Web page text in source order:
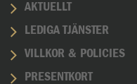
AKTUELLT
LEDIGA TJÄNSTER
VILLKOR & POLICIES
PRESENTKORT